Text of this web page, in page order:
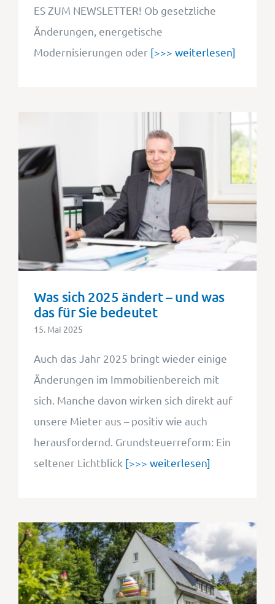
ES ZUM NEWSLETTER! Ob gesetzliche
Änderungen, energetische
Modernisierungen oder[>>> weiterlesen]
Was sich 2025 ändert – und was
das für Sie bedeutet
15. Mai 2025
Auch das Jahr 2025 bringt wieder einige
Änderungen im Immobilienbereich mit
sich. Manche davon wirken sich direkt auf
unsere Mieter aus – positiv wie auch
herausfordernd. Grundsteuerreform: Ein
seltener Lichtblick [>>> weiterlesen]